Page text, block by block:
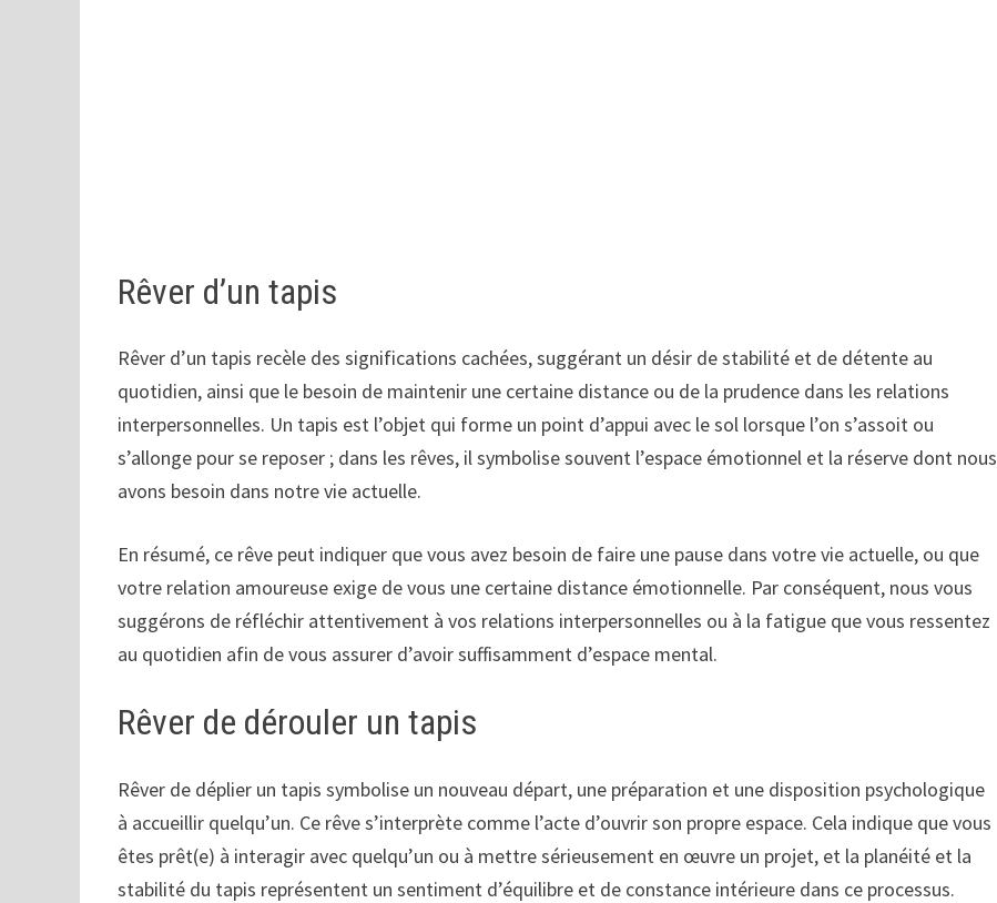
Rêver d’un tapis
Rêver d’un tapis recèle des significations cachées, suggérant un désir de stabilité et de détente au
quotidien, ainsi que le besoin de maintenir une certaine distance ou de la prudence dans les relations
interpersonnelles. Un tapis est l’objet qui forme un point d’appui avec le sol lorsque l’on s’assoit ou
s’allonge pour se reposer ; dans les rêves, il symbolise souvent l’espace émotionnel et la réserve dont nous
avons besoin dans notre vie actuelle.
En résumé, ce rêve peut indiquer que vous avez besoin de faire une pause dans votre vie actuelle, ou que
votre relation amoureuse exige de vous une certaine distance émotionnelle. Par conséquent, nous vous
suggérons de réfléchir attentivement à vos relations interpersonnelles ou à la fatigue que vous ressentez
au quotidien afin de vous assurer d’avoir suffisamment d’espace mental.
Rêver de dérouler un tapis
Rêver de déplier un tapis symbolise un nouveau départ, une préparation et une disposition psychologique
à accueillir quelqu’un. Ce rêve s’interprète comme l’acte d’ouvrir son propre espace. Cela indique que vous
êtes prêt(e) à interagir avec quelqu’un ou à mettre sérieusement en œuvre un projet, et la planéité et la
stabilité du tapis représentent un sentiment d’équilibre et de constance intérieure dans ce processus.